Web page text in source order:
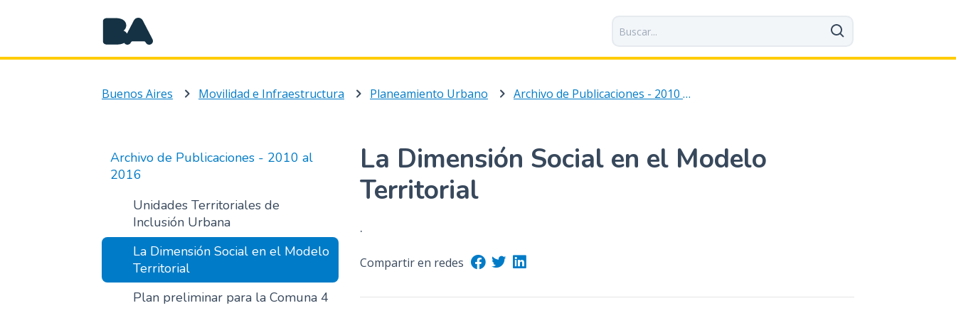
a
a
n
e
o
r
Buenos Aires Movilidad e Infraestructura Planeamiento Urbano Archivo de Publicaciones - 2010 al 2016
Archivo de Publicaciones - 2010 al
2016
Unidades Territoriales de
Inclusión Urbana
La Dimensión Social en el Modelo
Territorial
Plan preliminar para la Comuna 4
La Dimensión Social en el Modelo
Territorial
.
Compartir en redes